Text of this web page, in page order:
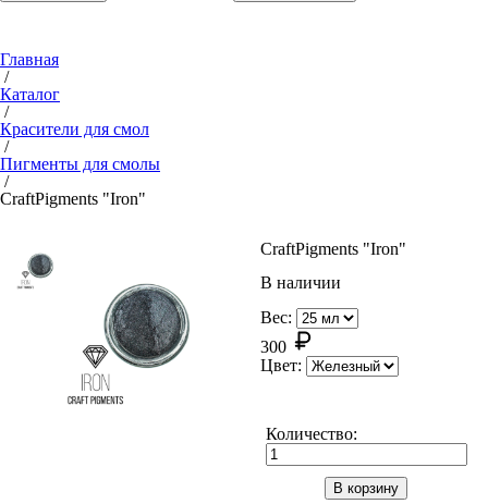
Главная
/
Каталог
/
Красители для смол
/
Пигменты для смолы
/
CraftPigments "Iron"
CraftPigments "Iron"
В наличии
Вес:
300
Цвет:
Количество:
В корзину